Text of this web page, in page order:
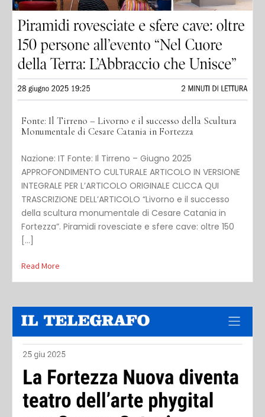
Fonte: Il Tirreno – Livorno e il successo della Scultura
Monumentale di Cesare Catania in Fortezza
Nazione: IT Fonte: Il Tirreno – Giugno 2025
APPROFONDIMENTO CULTURALE ARTICOLO IN VERSIONE
INTEGRALE PER L’ARTICOLO ORIGINALE CLICCA QUI
TRASCRIZIONE DELL’ARTICOLO “Livorno e il successo
della scultura monumentale di Cesare Catania in
Fortezza”. Piramidi rovesciate e sfere cave: oltre 150
[…]
Read More